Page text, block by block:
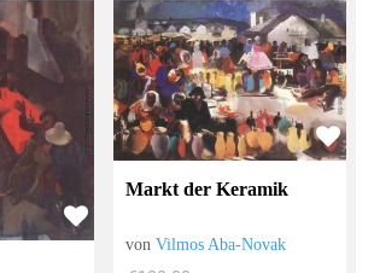
Markt der Keramik
vonVilmos Aba-Novak